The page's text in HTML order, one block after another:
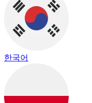
한국어